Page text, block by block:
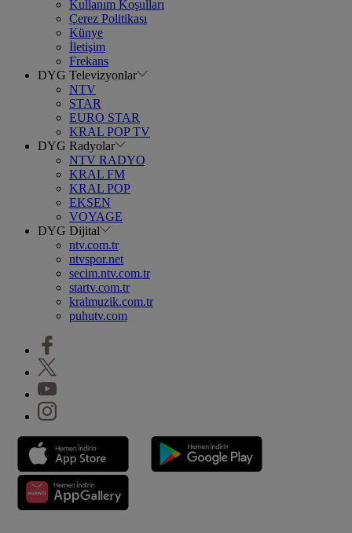
Kullanım Koşulları
Çerez Politikası
Künye
İletişim
Frekans
DYG Televizyonlar
NTV
STAR
EURO STAR
KRAL POP TV
DYG Radyolar
NTV RADYO
KRAL FM
KRAL POP
EKSEN
VOYAGE
DYG Dijital
ntv.com.tr
ntvspor.net
secim.ntv.com.tr
startv.com.tr
kralmuzik.com.tr
puhutv.com